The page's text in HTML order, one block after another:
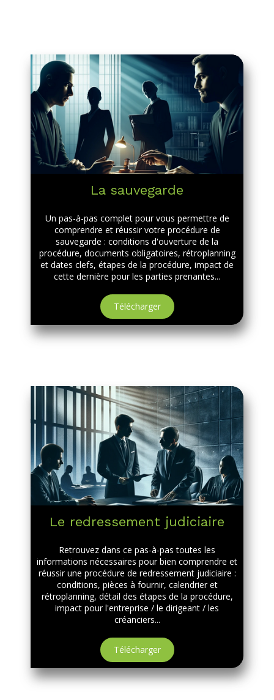
La sauvegarde
Un pas-à-pas complet pour vous permettre de
comprendre et réussir votre procédure de
sauvegarde : conditions d'ouverture de la
procédure, documents obligatoires, rétroplanning
et dates clefs, étapes de la procédure, impact de
cette dernière pour les parties prenantes...
Télécharger
Le redressement judiciaire
Retrouvez dans ce pas-à-pas toutes les
informations nécessaires pour bien comprendre et
réussir une procédure de redressement judiciaire :
conditions, pièces à fournir, calendrier et
rétroplanning, détail des étapes de la procédure,
impact pour l'entreprise / le dirigeant / les
créanciers...
Télécharger